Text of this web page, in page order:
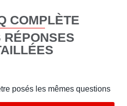
COMPLÈTE
RÉPONSES
posés les mêmes questions